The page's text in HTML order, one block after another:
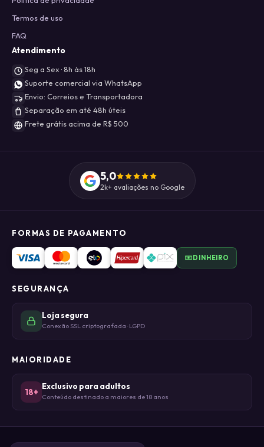
Termos de uso
FAQ
Atendimento
Seg a Sex · 8h às 18h
Suporte comercial via WhatsApp
Envio: Correios e Transportadora
Separação em até 48h úteis
Frete grátis acima de R$ 500
5,0
2k+ avaliações no Google
FORMAS DE PAGAMENTO
DINHEIRO
SEGURANÇA
Loja segura
Conexão SSL criptografada · LGPD
MAIORIDADE
18+
Exclusivo para adultos
Conteúdo destinado a maiores de 18 anos